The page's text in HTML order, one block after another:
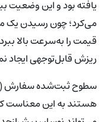
یافته بود و این وضعیت
می‌کرد؛ چون رسیدن یک
قیمت را به‌سرعت بالا
ریزش قابل‌توجهی ایجاد
هستند به این معناست